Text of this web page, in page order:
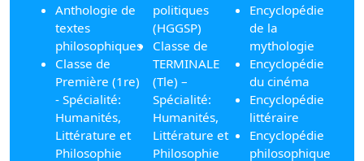
Anthologie de
textes
philosophiques
Classe de
Première (1re)
- Spécialité:
Humanités,
Littérature et
Philosophie
politiques
(HGGSP)
Classe de
TERMINALE
(Tle) –
Spécialité:
Humanités,
Littérature et
Philosophie
Encyclopédie
de la
mythologie
Encyclopédie
du cinéma
Encyclopédie
littéraire
Encyclopédie
philosophique